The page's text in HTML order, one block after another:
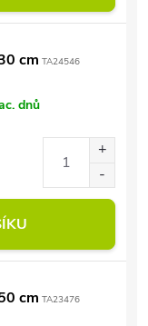
cm TA24546
dnů
cm TA23476